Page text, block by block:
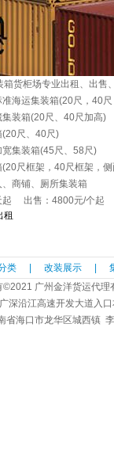
箱货柜场专业出租、出售
准海运集装箱(20尺，40
装箱(20尺、40尺加高)
(20尺、40尺)
集装箱(45尺、58尺)
尺框架，40尺框架，
商铺、厕所集装箱
起 出售：4800元/个起
租
类 改装展示
©2021 广州金洋货运代
深沿江高速开发大道入
省海口市龙华区城西镇